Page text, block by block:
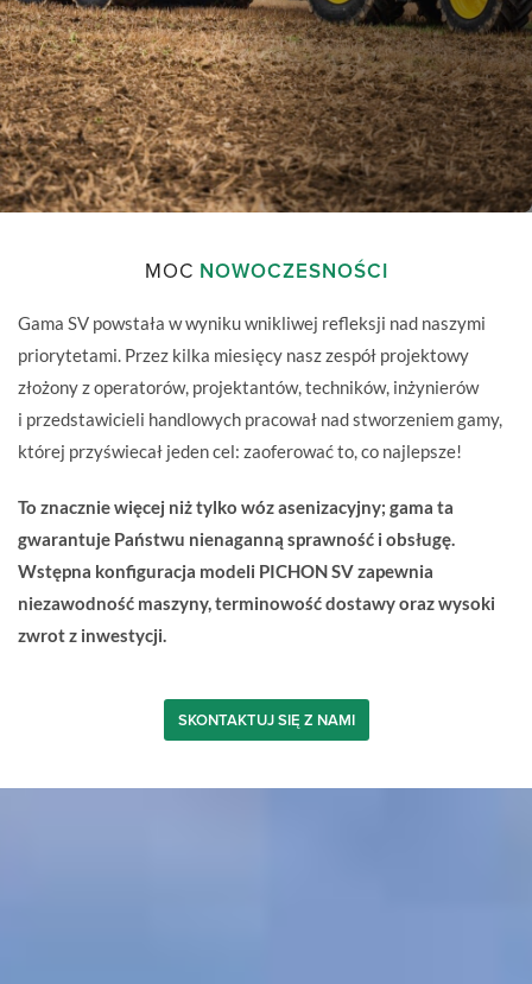
MOC NOWOCZESNOŚCI
Gama SV powstała w wyniku wnikliwej refleksji nad naszymi
priorytetami. Przez kilka miesięcy nasz zespół projektowy
złożony z operatorów, projektantów, techników, inżynierów
i przedstawicieli handlowych pracował nad stworzeniem gamy,
której przyświecał jeden cel: zaoferować to, co najlepsze!
To znacznie więcej niż tylko wóz asenizacyjny; gama ta
gwarantuje Państwu nienaganną sprawność i obsługę.
Wstępna konfiguracja modeli PICHON SV zapewnia
niezawodność maszyny, terminowość dostawy oraz wysoki
zwrot z inwestycji.
SKONTAKTUJ SIĘ Z NAMI